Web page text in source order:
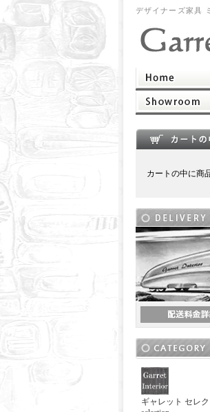
デザイナーズ家具
カートの中に商
ギャレット セレ